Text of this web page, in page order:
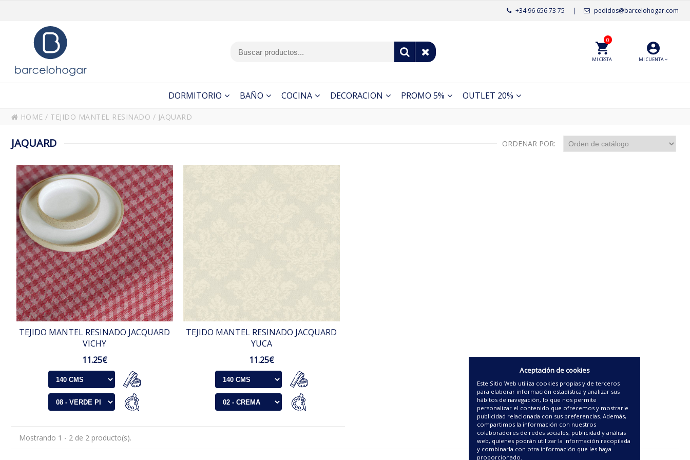
pedidos@barcelohogar.com
|
+34 96 656 73 75
MI CUENTA
MI CESTA
0
DORMITORIO BAÑO COCINA DECORACION PROMO 5% OUTLET 20%
HOME / TEJIDO MANTEL RESINADO / JAQUARD
JAQUARD ORDENAR POR:
TEJIDO MANTEL RESINADO JACQUARD
VICHY
11.25€
TEJIDO MANTEL RESINADO JACQUARD
YUCA
11.25€
Mostrando 1 - 2 de 2 producto(s).
Aceptación de cookies
Este Sitio Web utiliza cookies propias y de terceros
para elaborar información estadística y analizar sus
hábitos de navegación, lo que nos permite
personalizar el contenido que ofrecemos y mostrarle
publicidad relacionada con sus preferencias. Además,
compartimos la información con nuestros
colaboradores de redes sociales, publicidad y análisis
web, quienes podrán utilizar la información recopilada
y combinarla con otra información que les haya
proporcionado.